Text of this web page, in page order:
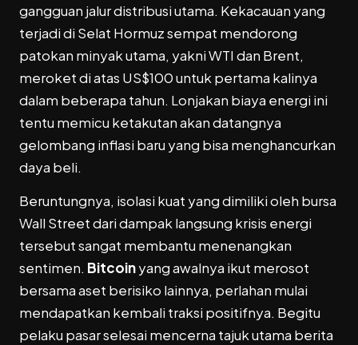
gangguan jalur distribusi utama. Kekacauan yang
terjadi di Selat Hormuz sempat mendorong
patokan minyak utama, yakni WTI dan Brent,
meroket di atas US$100 untuk pertama kalinya
dalam beberapa tahun. Lonjakan biaya energi ini
tentu memicu ketakutan akan datangnya
gelombang inflasi baru yang bisa menghancurkan
daya beli.
Beruntungnya, isolasi kuat yang dimiliki oleh bursa
Wall Street dari dampak langsung krisis energi
tersebut sangat membantu menenangkan
sentimen. Bitcoinyang awalnya ikut merosot
bersama aset berisiko lainnya, perlahan mulai
mendapatkan kembali traksi positifnya. Begitu
pelaku pasar selesai mencerna tajuk utama berita